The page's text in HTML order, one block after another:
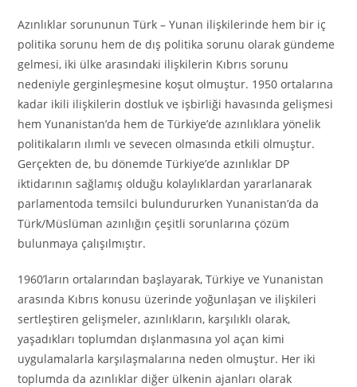
Azınlıklar sorununun Türk – Yunan ilişkilerinde hem bir iç
politika sorunu hem de dış politika sorunu olarak gündeme
gelmesi, iki ülke arasındaki ilişkilerin Kıbrıs sorunu
nedeniyle gerginleşmesine koşut olmuştur. 1950 ortalarına
kadar ikili ilişkilerin dostluk ve işbirliği havasında gelişmesi
hem Yunanistan’da hem de Türkiye’de azınlıklara yönelik
politikaların ılımlı ve sevecen olmasında etkili olmuştur.
Gerçekten de, bu dönemde Türkiye’de azınlıklar DP
iktidarının sağlamış olduğu kolaylıklardan yararlanarak
parlamentoda temsilci bulundururken Yunanistan’da da
Türk/Müslüman azınlığın çeşitli sorunlarına çözüm
bulunmaya çalışılmıştır.
1960’ların ortalarından başlayarak, Türkiye ve Yunanistan
arasında Kıbrıs konusu üzerinde yoğunlaşan ve ilişkileri
sertleştiren gelişmeler, azınlıkların, karşılıklı olarak,
yaşadıkları toplumdan dışlanmasına yol açan kimi
uygulamalarla karşılaşmalarına neden olmuştur. Her iki
toplumda da azınlıklar diğer ülkenin ajanları olarak